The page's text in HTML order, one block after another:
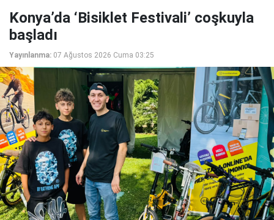
Konya’da ‘Bisiklet Festivali’ coşkuyla
başladı
Yayınlanma: 07 Ağustos 2026 Cuma 03:25